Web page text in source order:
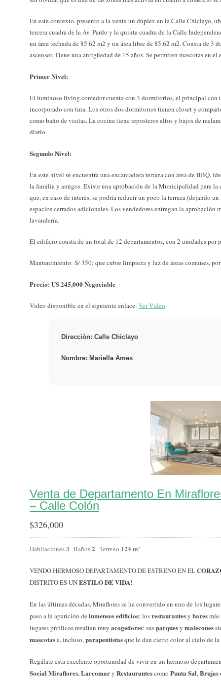
En este contexto, presento a la venta un dúplex en la Calle Chiclayo,
tercera cuadra de la Av. Pardo y la quinta cuadra de la Calle
un área techada de 85.62 m2 y un área libre de 85.62 m2. Consta de 3
ascensor. Tiene una antigüedad de 15 años. Se permiten mascotas en
Primer Nivel:
El luminoso living comedor cuenta con 3 dormitorios, el principal con
incorporado con tina. Los otros dos dormitorios tienen closet y
como baño de visitas. La cocina tiene reposteros altos y bajos de
diario.
Segundo Nivel:
En este nivel se encuentra una encantadora terraza con área de BBQ,
la familia y amigos. Existe una aprobación de la Municipalidad para
que, en caso de interés, se podría reducir un poco la terraza (dejando
espacios cerrados adicionales. Los vendedores entregan la aprobación
lavandería.
El edificio consta de un total de 12 departamentos, con 2 unidades por
Mantenimiento: S/ 350; que cubre limpieza y luz de áreas comunes,
Precio: US 245,000 Negociable
Video disponible en el siguiente enlace: Ver Video
Dirección: Calle Chiclayo
Nombre: Mariella Ames
Venta de Departamento En
– Calle Colón
$326,000
Habitaciones3 Baños2 Terreno 124 m²
VENDO HERMOSO DEPARTAMENTO DE ESTRENO EN EL
DISTRITO ES UNESTILO DE VIDA!
En las últimas décadas, Miraflores se ha convertido en uno de los
paso a la aparición de inmensos edificios; losrestaurantesy baresmás
lugares públicos resultan muy acogedores: susparquesy malecones
mascotase, incluso,parapentistasque le dan cierto color al cielo de la
Regálate esta excelente oportunidad de vivir en un hermoso
Social Miraflores,Larcomary Restaurantescomo Punta Sal,Brujas